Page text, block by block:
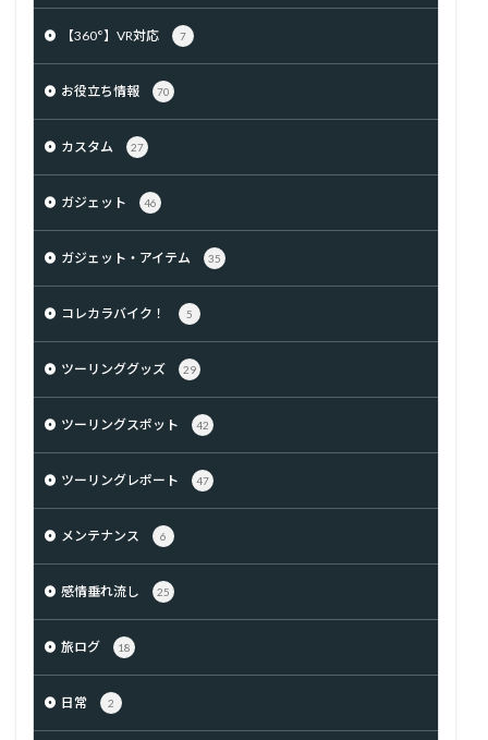
【360°】VR対応 7
お役立ち情報 70
カスタム 27
ガジェット 46
ガジェット・アイテム 35
コレカラバイク！ 5
ツーリンググッズ 29
ツーリングスポット 42
ツーリングレポート 47
メンテナンス 6
感情垂れ流し 25
旅ログ 18
日常 2